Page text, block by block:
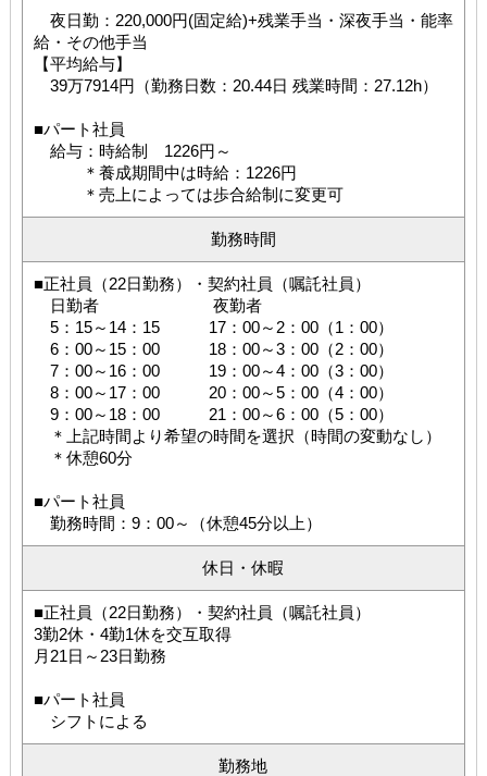
夜日勤：220,000円(固定給)+残業手当・深夜手当・能率
給・その他手当
【平均給与】
39万7914円（勤務日数：20.44日 残業時間：27.12h）
■パート社員
給与：時給制 1226円～
＊養成期間中は時給：1226円
＊売上によっては歩合給制に変更可
勤務時間
■正社員（22日勤務）・契約社員（嘱託社員）
日勤者 夜勤者
5：15～14：15 17：00～2：00（1：00）
6：00～15：00 18：00～3：00（2：00）
7：00～16：00 19：00～4：00（3：00）
8：00～17：00 20：00～5：00（4：00）
9：00～18：00 21：00～6：00（5：00）
＊上記時間より希望の時間を選択（時間の変動なし）
＊休憩60分
■パート社員
勤務時間：9：00～（休憩45分以上）
休日・休暇
■正社員（22日勤務）・契約社員（嘱託社員）
3勤2休・4勤1休を交互取得
月21日～23日勤務
■パート社員
シフトによる
勤務地